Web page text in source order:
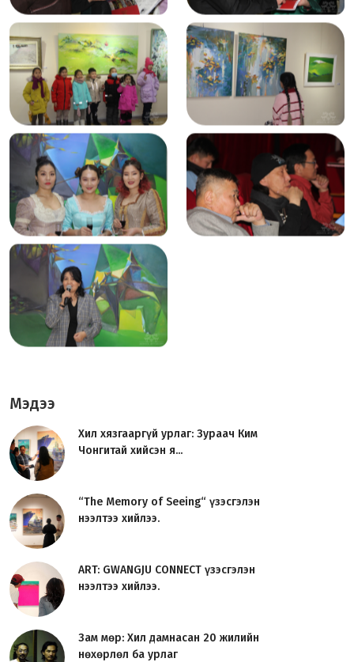
Мэдээ
Хил хязгааргүй урлаг: Зураач Ким
Чонгитай хийсэн я...
“The Memory of Seeing“ үзэсгэлэн
нээлтээ хийлээ.
ART: GWANGJU CONNECT үзэсгэлэн
нээлтээ хийлээ.
Зам мөр: Хил дамнасан 20 жилийн
нөхөрлөл ба урлаг